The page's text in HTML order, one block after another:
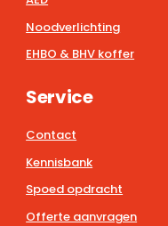
Noodverlichting
EHBO & BHV koffer
Service
Contact
Kennisbank
Spoed opdracht
Offerte aanvragen